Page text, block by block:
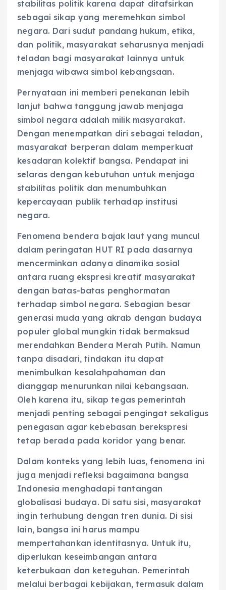
stabilitas politik karena dapat ditafsirkan
sebagai sikap yang meremehkan simbol
negara. Dari sudut pandang hukum, etika,
dan politik, masyarakat seharusnya menjadi
teladan bagi masyarakat lainnya untuk
menjaga wibawa simbol kebangsaan.
Pernyataan ini memberi penekanan lebih
lanjut bahwa tanggung jawab menjaga
simbol negara adalah milik masyarakat.
Dengan menempatkan diri sebagai teladan,
masyarakat berperan dalam memperkuat
kesadaran kolektif bangsa. Pendapat ini
selaras dengan kebutuhan untuk menjaga
stabilitas politik dan menumbuhkan
kepercayaan publik terhadap institusi
negara.
Fenomena bendera bajak laut yang muncul
dalam peringatan HUT RI pada dasarnya
mencerminkan adanya dinamika sosial
antara ruang ekspresi kreatif masyarakat
dengan batas-batas penghormatan
terhadap simbol negara. Sebagian besar
generasi muda yang akrab dengan budaya
populer global mungkin tidak bermaksud
merendahkan Bendera Merah Putih. Namun
tanpa disadari, tindakan itu dapat
menimbulkan kesalahpahaman dan
dianggap menurunkan nilai kebangsaan.
Oleh karena itu, sikap tegas pemerintah
menjadi penting sebagai pengingat sekaligus
penegasan agar kebebasan berekspresi
tetap berada pada koridor yang benar.
Dalam konteks yang lebih luas, fenomena ini
juga menjadi refleksi bagaimana bangsa
Indonesia menghadapi tantangan
globalisasi budaya. Di satu sisi, masyarakat
ingin terhubung dengan tren dunia. Di sisi
lain, bangsa ini harus mampu
mempertahankan identitasnya. Untuk itu,
diperlukan keseimbangan antara
keterbukaan dan keteguhan. Pemerintah
melalui berbagai kebijakan, termasuk dalam